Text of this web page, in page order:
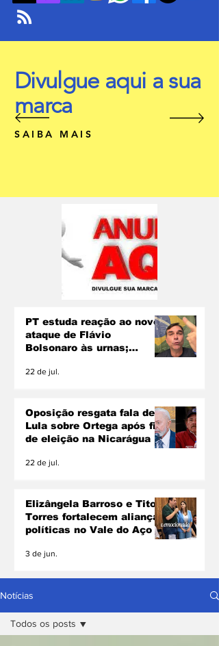
Divulgue aqui a sua
marca
SAIBA MAIS
PT estuda reação ao novo
ataque de Flávio
Bolsonaro às urnas;
inelegibilidade
22 de jul.
Oposição resgata fala de
Lula sobre Ortega após fim
de eleição na Nicarágua
22 de jul.
Elizângela Barroso e Tito
Torres fortalecem alianças
políticas no Vale do Aço
3 de jun.
Notícias
Todos os posts